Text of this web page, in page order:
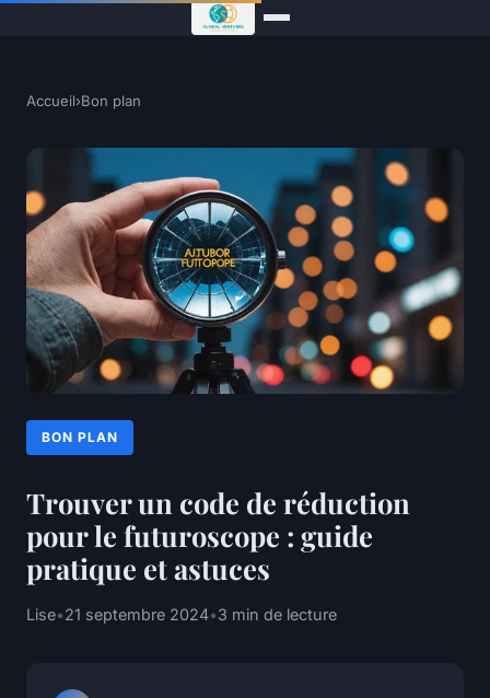
Accueil›Bon plan
BON PLAN
Trouver un code de réduction
pour le futuroscope : guide
pratique et astuces
Lise•21 septembre 2024•3 min de lecture